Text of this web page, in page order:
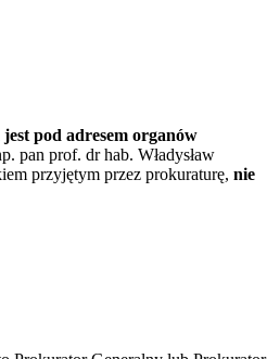
pod adresem organów
pan prof. dr hab. Władysław
przyjętym przez prokuraturę, nie